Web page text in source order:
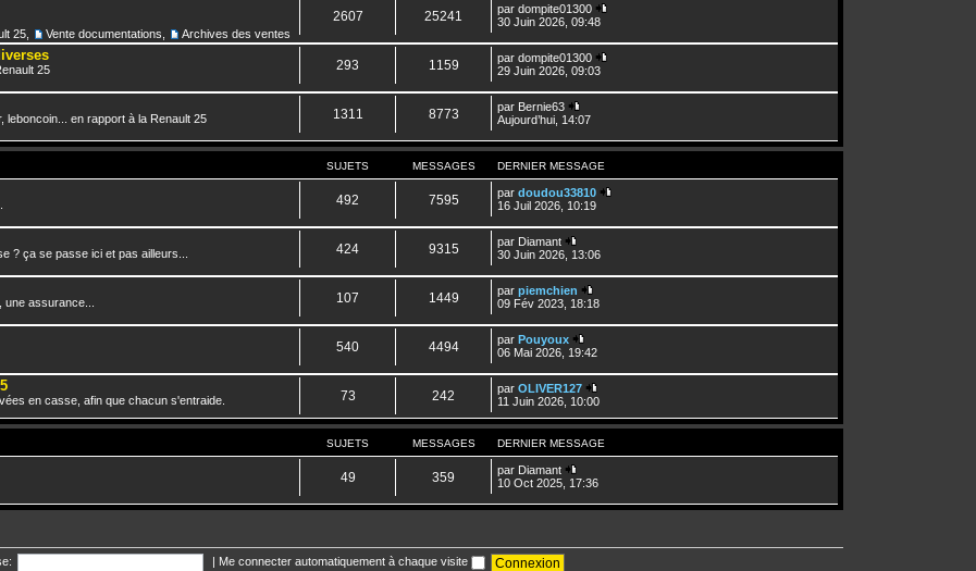
25 Vente documentations Archives des ventes
2607 25241 pardompite01300
30 Juin 2026, 09:48
25
293 1159 pardompite01300
29 Juin 2026, 09:03
leboncoin... en rapport à la Renault 25
1311 8773 par Bernie63
Aujourd’hui, 14:07
SUJETS MESSAGES DERNIER MESSAGE
492 7595 pardoudou33810
16 Juil 2026, 10:19
? ça se passe ici et pas ailleurs...
424 9315 par Diamant
30 Juin 2026, 13:06
assurance...
107 1449 parpiemchien
09 Fév 2023, 18:18
540 4494 parPouyoux
06 Mai 2026, 19:42
en casse, afin que chacun s'entraide. 73 242 parOLIVER127
11 Juin 2026, 10:00
SUJETS MESSAGES DERNIER MESSAGE
49 359 par Diamant
10 Oct 2025, 17:36
Me connecter automatiquement à chaque visite